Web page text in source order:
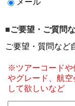
メール
■ご要望・ご質問
ご要望・質問など
※ツアーコードや
やグレード、航
して欲しいなど